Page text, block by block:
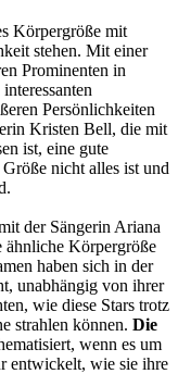
Körpergröße mit
stehen. Mit einer
Prominenten in
Persönlichkeiten
Kristen Bell, die mit
ist, eine gute
nicht alles ist und
der Sängerin Ariana
ähnliche Körpergröße
haben sich in der
unabhängig von ihrer
wie diese Stars trotz
strahlen können. Die
wenn es um
entwickelt, wie sie ihre